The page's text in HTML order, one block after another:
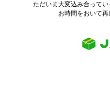
ただいま大変込み合って
お時間をおいて